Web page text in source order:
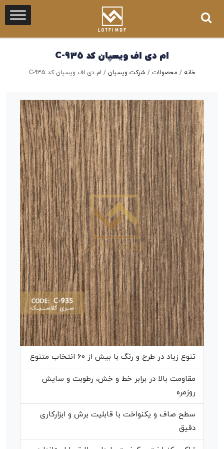
ام دی اف ویسپان کد C-935
خانه / محصولات / شرکت ویسپان / ام دی اف ویسپان کد C-935
تنوع زیاد در طرح و رنگ با بیش از 60 انتخاب متنوع
مقاومت بالا در برابر خط و خش، رطوبت و سایش
روزمره
سطح صاف و یکنواخت با قابلیت برش و ابزارکاری
دقیق